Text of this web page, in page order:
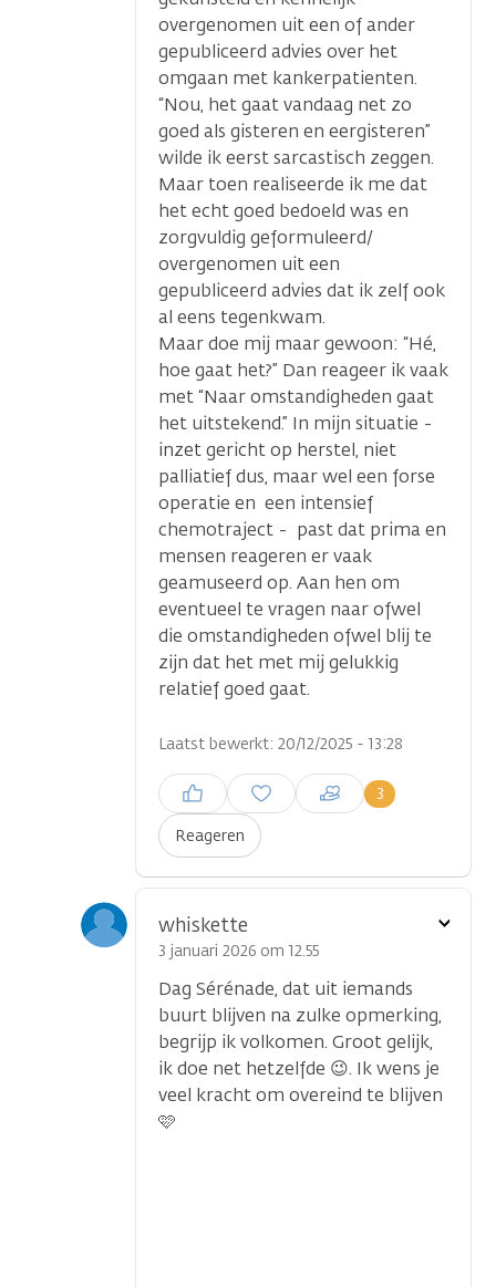
overgenomen uit een of ander
gepubliceerd advies over het
omgaan met kankerpatienten.
“Nou, het gaat vandaag net zo
goed als gisteren en eergisteren”
wilde ik eerst sarcastisch zeggen.
Maar toen realiseerde ik me dat
het echt goed bedoeld was en
zorgvuldig geformuleerd/
overgenomen uit een
gepubliceerd advies dat ik zelf ook
al eens tegenkwam.
Maar doe mij maar gewoon: “Hé,
hoe gaat het?” Dan reageer ik vaak
met “Naar omstandigheden gaat
het uitstekend.” In mijn situatie -
inzet gericht op herstel, niet
palliatief dus, maar wel een forse
operatie en een intensief
chemotraject - past dat prima en
mensen reageren er vaak
geamuseerd op. Aan hen om
eventueel te vragen naar ofwel
die omstandigheden ofwel blij te
zijn dat het met mij gelukkig
relatief goed gaat.
Laatst bewerkt: 20/12/2025 - 13:28
Reageren
3
Inloggen om een reactie te
plaatsen
whiskette
3 januari 2026 om 12.55
Dag Sérénade, dat uit iemands
buurt blijven na zulke opmerking,
begrijp ik volkomen. Groot gelijk,
ik doe net hetzelfde 😉. Ik wens je
veel kracht om overeind te blijven
🩷
Toon